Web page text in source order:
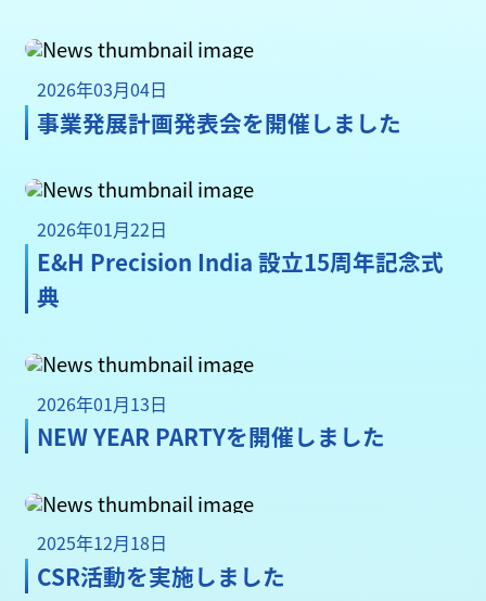
2026年03月04日
事業発展計画発表会を開催しました
2026年01月22日
E&H Precision India 設立15周年記念式
典
2026年01月13日
NEW YEAR PARTYを開催しました
2025年12月18日
CSR活動を実施しました